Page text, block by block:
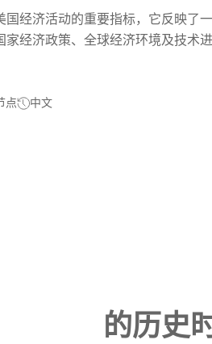
经济活动的重要指标，它反映了
经济政策、全球经济环境及技术
点 中文
的历史